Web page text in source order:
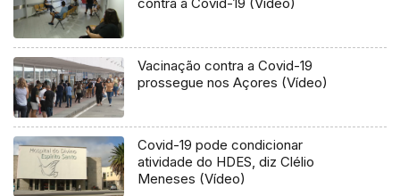
Vacinação contra a Covid-19
prossegue nos Açores (Vídeo)
Covid-19 pode condicionar
atividade do HDES, diz Clélio
Meneses (Vídeo)